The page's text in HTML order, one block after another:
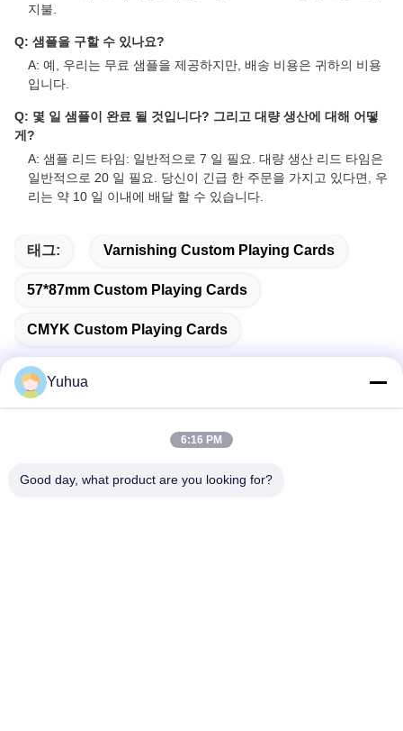
지불.
Q: 샘플을 구할 수 있나요?
A: 예, 우리는 무료 샘플을 제공하지만, 배송 비용은 귀하의 비용
입니다.
Q: 몇 일 샘플이 완료 될 것입니다? 그리고 대량 생산에 대해 어떻
게?
A: 샘플 리드 타임: 일반적으로 7 일 필요. 대량 생산 리드 타임은
일반적으로 20 일 필요. 당신이 긴급 한 주문을 가지고 있다면, 우
리는 약 10 일 이내에 배달 할 수 있습니다.
태그: Varnishing Custom Playing Cards
57*87mm Custom Playing Cards
CMYK Custom Playing Cards
주소
Yuhua
6:16 PM
Good day, what product are you looking for?